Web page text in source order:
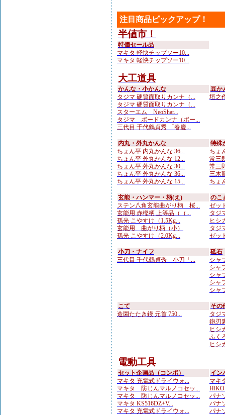
注目商品ピックアップ！
半値市！
特価セール品
マキタ 軽快チップソー10...
マキタ 軽快チップソー10...
大工道具
かんな・小かんな
タジマ 硬質面取りカンナ（...
タジマ 硬質面取りカンナ（...
スターエム NeoShar...
タジマ ボードカンナ（ボー...
三代目 千代鶴貞秀 「春慶...
豆か
垣之
内丸・外丸かんな
ちょん平 内丸かんな 36...
ちょん平 外丸かんな 12...
ちょん平 外丸かんな 30...
ちょん平 外丸かんな 36...
ちょん平 外丸かんな 15...
特殊
ちょ
常三
常三
三木
ちょ
玄能・ハンマー・柄(え)
ステン八角玄能曲がり柄 桜...
玄能用 赤樫柄 上等品（（...
孫光 こやすけ（1.5Kg...
玄能用 曲がり柄（小）
孫光 こやすけ（2.0Kg...
のこ
ゼッ
タジ
ヒシ
タジ
ゼッ
小刀・ナイフ
三代目 千代鶴貞秀 小刀「...
砥石
シャ
シャ
シャ
シャ
シャ
こて
造園たたき鏝 元首 750...
その
タジ
鉋刃
ヒシ
ふく
ヒシ
電動工具
セット企画品（コンボ）
マキタ 充電式ドライウォ...
マキタ 防じんマルノコセッ...
マキタ 防じんマルノコセッ...
マキタ KS516DZ+V...
マキタ 充電式ドライウォ...
イン
マキ
パナ
パナ
パナ